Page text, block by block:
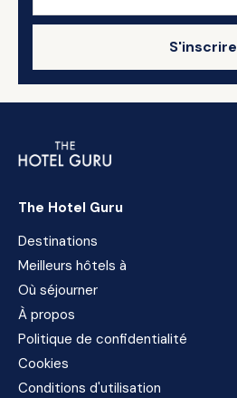
S'inscrire
The Hotel Guru
Destinations
Meilleurs hôtels à
Où séjourner
À propos
Politique de confidentialité
Cookies
Conditions d'utilisation